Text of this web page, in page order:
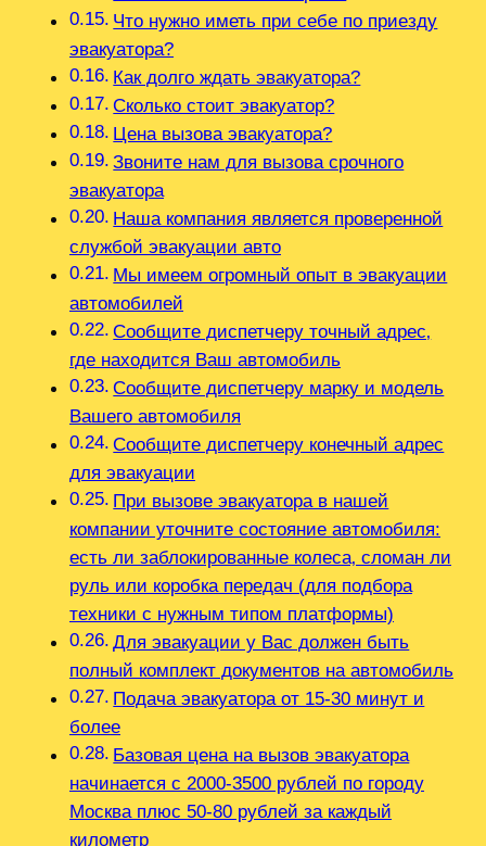
Что нужно иметь при себе по приезду
эвакуатора?
Как долго ждать эвакуатора?
Сколько стоит эвакуатор?
Цена вызова эвакуатора?
Звоните нам для вызова срочного
эвакуатора
Наша компания является проверенной
службой эвакуации авто
Мы имеем огромный опыт в эвакуации
автомобилей
Сообщите диспетчеру точный адрес‚
где находится Ваш автомобиль
Сообщите диспетчеру марку и модель
Вашего автомобиля
Сообщите диспетчеру конечный адрес
для эвакуации
При вызове эвакуатора в нашей
компании уточните состояние автомобиля:
есть ли заблокированные колеса‚ сломан ли
руль или коробка передач (для подбора
техники с нужным типом платформы)
Для эвакуации у Вас должен быть
полный комплект документов на автомобиль
Подача эвакуатора от 15-30 минут и
более
Базовая цена на вызов эвакуатора
начинается с 2000-3500 рублей по городу
Москва плюс 50-80 рублей за каждый
километр